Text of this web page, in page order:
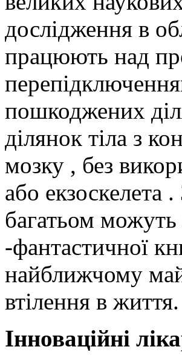
дослідження в
працюють над
пошкоджених
ділянок тіла з
мозку , без
або екзоскелета
багатьом можуть
-фантастичної
найближчому
втілення в життя.
Інноваційні